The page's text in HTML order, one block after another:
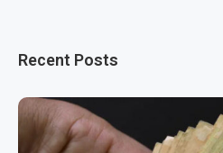
Recent Posts